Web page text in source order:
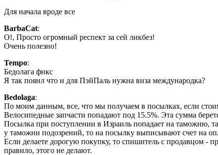
Для начала вроде все
BarbaCat:
О!, Просто огромный респект за сей ликбез!
Очень полезно!
Tempo:
Бедолага фнкс
Я так поянл что и для ПэйПаль нужна виза международка?
Bedolaga:
По моим данным, все, что мы получаем в посылках, если
Велосипедные запчасти попадают под 15.5%. Эта сумма
Посылка при поступлении в Израиль попадает на таможню,
у таможни подозрений, то на посылку выписывают счет на
Если делаете дорогую покупку, то спишитель с продавцом -
правило, этого не делают.